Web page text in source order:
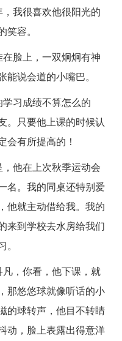
我很喜欢他很阳光的
容。
脸上，一双炯炯有神
说会道的小嘴巴。
习成绩不算怎么的
。只要他上课的时候认
会有所提高的！
他在上次秋季运动会
名。我的同桌还特别爱
他就主动借给我。我的
来到学校去水房给我们
，你看，他下课，就
那悠悠球就像听话的小
的球转声，他目不转睛
动，脸上表露出得意洋